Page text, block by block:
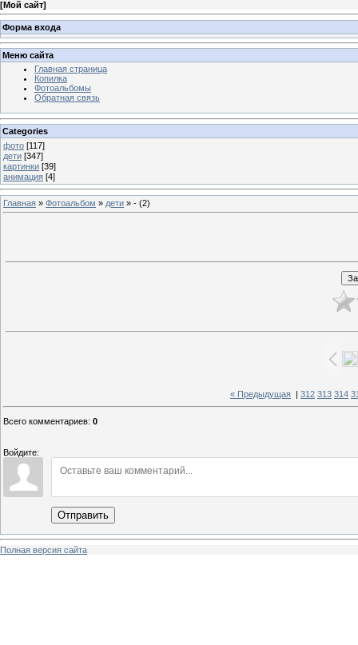
[Мой сайт]
Форма входа
Меню сайта
Главная страница
Копилка
Фотоальбомы
Обратная связь
Categories
фото [117]
дети [347]
картинки [39]
анимация [4]
Главная » Фотоальбом » дети » - (2)
« Предыдущая 312 313 314
Всего комментариев: 0
Войдите:
Отправить
Полная версия сайта